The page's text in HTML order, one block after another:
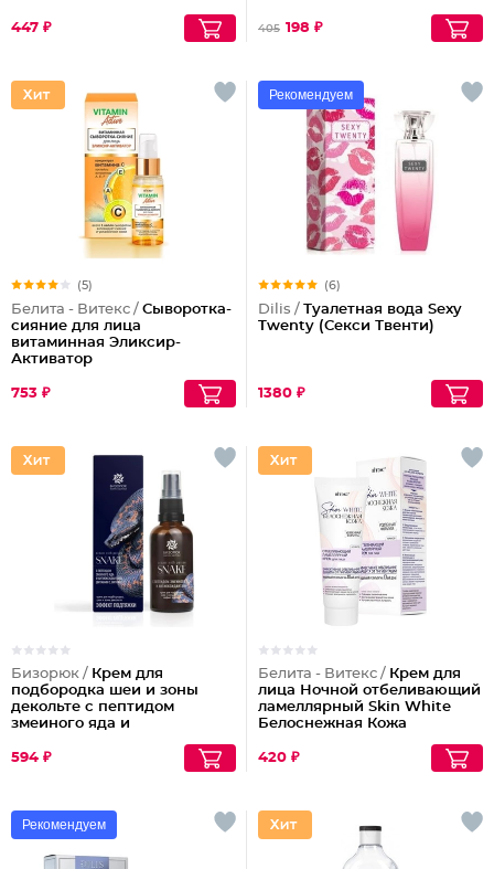
447 ₽ 405 198 ₽
(5)
Белита - Витекс / Сыворотка-
сияние для лица
витаминная Эликсир-
Активатор
753 ₽
Рекомендуем
(6)
Dilis / Туалетная вода Sexy
Twenty (Секси Твенти)
1380 ₽
Бизорюк / Крем для
подбородка шеи и зоны
декольте с пептидом
змеиного яда и
594 ₽
Белита - Витекс / Крем для
лица Ночной отбеливающий
ламеллярный Skin White
Белоснежная Кожа
420 ₽
Рекомендуем